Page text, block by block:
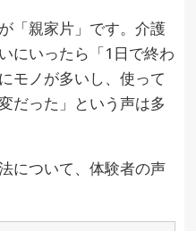
「親家片」です。介護
にいったら「1日で終わ
モノが多いし、使って
だった」という声は多
について、体験者の声